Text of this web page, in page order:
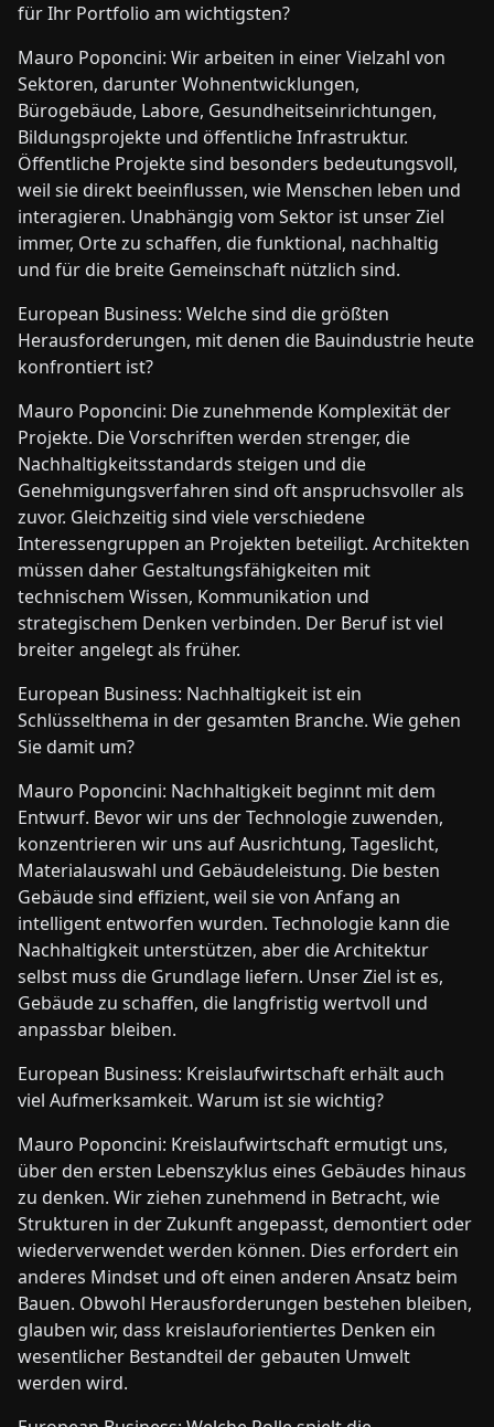
für Ihr Portfolio am wichtigsten?
Mauro Poponcini: Wir arbeiten in einer Vielzahl von
Sektoren, darunter Wohnentwicklungen,
Bürogebäude, Labore, Gesundheitseinrichtungen,
Bildungsprojekte und öffentliche Infrastruktur.
Öffentliche Projekte sind besonders bedeutungsvoll,
weil sie direkt beeinflussen, wie Menschen leben und
interagieren. Unabhängig vom Sektor ist unser Ziel
immer, Orte zu schaffen, die funktional, nachhaltig
und für die breite Gemeinschaft nützlich sind.
European Business: Welche sind die größten
Herausforderungen, mit denen die Bauindustrie heute
konfrontiert ist?
Mauro Poponcini: Die zunehmende Komplexität der
Projekte. Die Vorschriften werden strenger, die
Nachhaltigkeitsstandards steigen und die
Genehmigungsverfahren sind oft anspruchsvoller als
zuvor. Gleichzeitig sind viele verschiedene
Interessengruppen an Projekten beteiligt. Architekten
müssen daher Gestaltungsfähigkeiten mit
technischem Wissen, Kommunikation und
strategischem Denken verbinden. Der Beruf ist viel
breiter angelegt als früher.
European Business: Nachhaltigkeit ist ein
Schlüsselthema in der gesamten Branche. Wie gehen
Sie damit um?
Mauro Poponcini: Nachhaltigkeit beginnt mit dem
Entwurf. Bevor wir uns der Technologie zuwenden,
konzentrieren wir uns auf Ausrichtung, Tageslicht,
Materialauswahl und Gebäudeleistung. Die besten
Gebäude sind effizient, weil sie von Anfang an
intelligent entworfen wurden. Technologie kann die
Nachhaltigkeit unterstützen, aber die Architektur
selbst muss die Grundlage liefern. Unser Ziel ist es,
Gebäude zu schaffen, die langfristig wertvoll und
anpassbar bleiben.
European Business: Kreislaufwirtschaft erhält auch
viel Aufmerksamkeit. Warum ist sie wichtig?
Mauro Poponcini: Kreislaufwirtschaft ermutigt uns,
über den ersten Lebenszyklus eines Gebäudes hinaus
zu denken. Wir ziehen zunehmend in Betracht, wie
Strukturen in der Zukunft angepasst, demontiert oder
wiederverwendet werden können. Dies erfordert ein
anderes Mindset und oft einen anderen Ansatz beim
Bauen. Obwohl Herausforderungen bestehen bleiben,
glauben wir, dass kreislauforientiertes Denken ein
wesentlicher Bestandteil der gebauten Umwelt
werden wird.